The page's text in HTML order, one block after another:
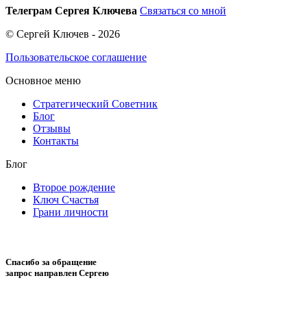
Телеграм Сергея Ключева Связаться со мной
© Сергей Ключев - 2026
Пользовательское соглашение
Основное меню
Стратегический Советник
Блог
Отзывы
Контакты
Блог
Второе рождение
Ключ Счастья
Грани личности
Спасибо за обращение
запрос направлен Сергею